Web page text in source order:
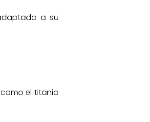
a su
el titanio